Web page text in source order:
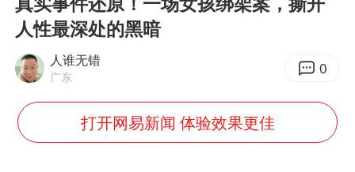
白海豚将正面袭击贯穿浙江
酒店回应车内过夜被收150元
人性最深处的黑暗
人谁无错
广东 0
打开网易新闻 体验效果更佳